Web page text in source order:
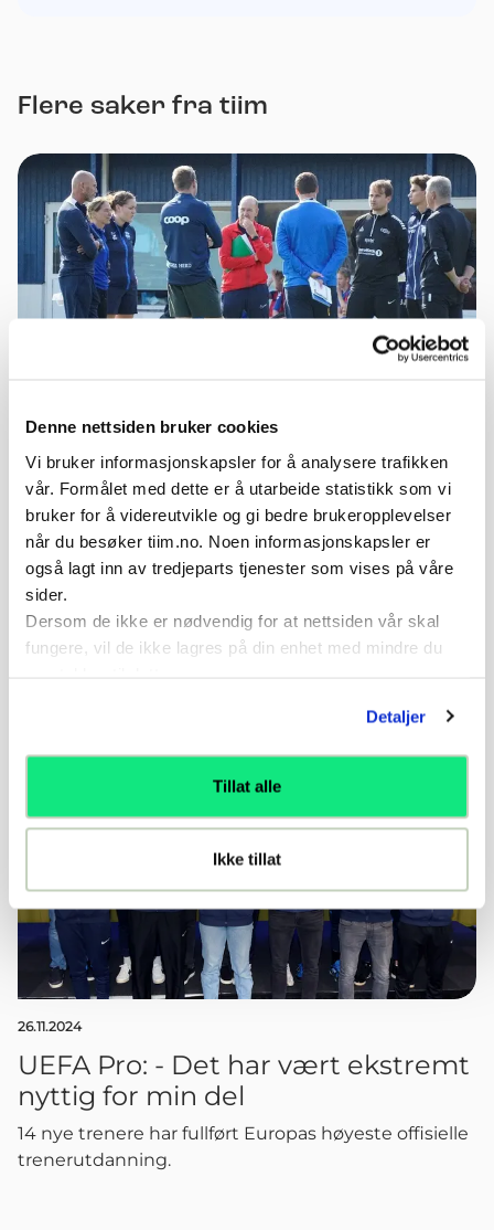
Denne nettsiden bruker cookies
Vi bruker informasjonskapsler for å analysere trafikken
vår. Formålet med dette er å utarbeide statistikk som vi
bruker for å videreutvikle og gi bedre brukeropplevelser
når du besøker tiim.no. Noen informasjonskapsler er
også lagt inn av tredjeparts tjenester som vises på våre
sider.
Dersom de ikke er nødvendig for at nettsiden vår skal
fungere, vil de ikke lagres på din enhet med mindre du
Detaljer
Tillat alle
Ikke tillat
Flere saker fra tiim
Fra aktivitetsleder til
helhetstrener - UEFA B i
Hordaland
Startskuddet for årets UEFA B i Hordaland gikk
tidligere i august. På Thon Hotel Bergen Airport
samlet det seg 25 trenere klare for en intens uke,
med dyktige veiledere.
26.11.2024
UEFA Pro: - Det har vært ekstremt
nyttig for min del
14 nye trenere har fullført Europas høyeste offisielle
trenerutdanning.